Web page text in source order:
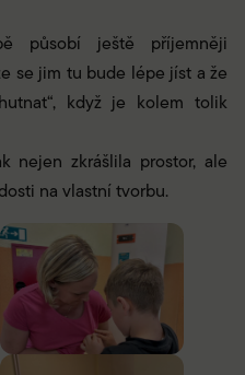
působí ještě příjemněji
se jim tu bude lépe jíst a že
když je kolem tolik
nejen zkrášlila prostor, ale
na vlastní tvorbu.